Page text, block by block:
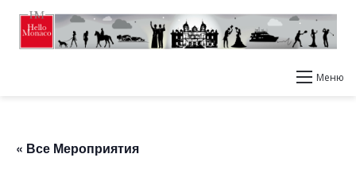
Меню
« Все Мероприятия